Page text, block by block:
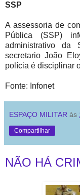
SSP
A assessoria de
Pública (SSP)
administrativo
secretario João
polícia é disciplinar
Fonte: Infonet
ESPAÇO MILITAR às
Compartilhar
NÃO HÁ